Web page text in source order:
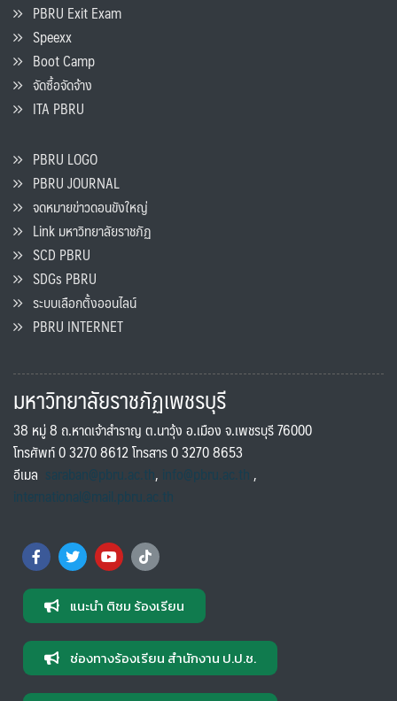
PBRU Exit Exam
Speexx
Boot Camp
จัดซื้อจัดจ้าง
ITA PBRU
PBRU LOGO
PBRU JOURNAL
จดหมายข่าวดอนขังใหญ่
Link มหาวิทยาลัยราชภัฏ
SCD PBRU
SDGs PBRU
ระบบเลือกตั้งออนไลน์
PBRU INTERNET
มหาวิทยาลัยราชภัฏเพชรบุรี
38 หมู่ 8 ถ.หาดเจ้าสำราญ ต.นาวุ้ง อ.เมือง จ.เพชรบุรี 76000
โทรศัพท์ 0 3270 8612 โทรสาร 0 3270 8653
อีเมล saraban@pbru.ac.th, info@pbru.ac.th,
international@mail.pbru.ac.th
แนะนำ ติชม ร้องเรียน
ช่องทางร้องเรียน สำนักงาน ป.ป.ช.